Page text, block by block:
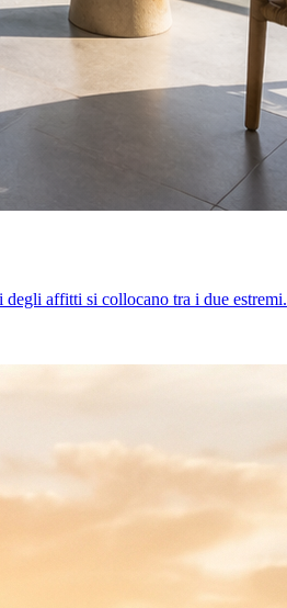
affitti si collocano tra i due estremi.